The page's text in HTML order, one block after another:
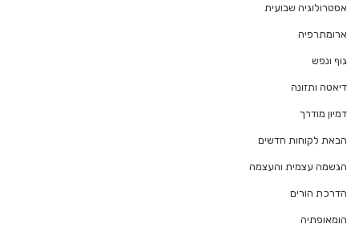
אסטרולוגיה שבועית
ארומתרפיה
גוף ונפש
דיאטה ותזונה
דמיון מודרך
הבאת לקוחות חדשים
הגשמה עצמית והעצמה
הדרכת הורים
הומאופתיה